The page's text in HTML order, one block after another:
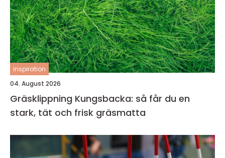
inspiration
04. August 2026
Gräsklippning Kungsbacka: så får du en
stark, tät och frisk gräsmatta